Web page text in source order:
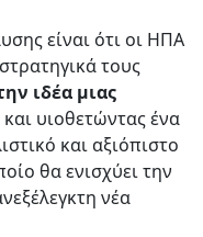
είναι ότι οι ΗΠΑ
τους
ιδέα μιας
και υιοθετώντας ένα
και αξιόπιστο
θα ενισχύει την
νέα